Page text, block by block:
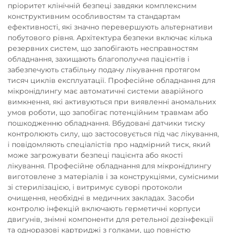
пріоритет клінічній безпеці завдяки комплексним
конструктивним особливостям та стандартам
ефективності, які значно перевершують альтернативи
побутового рівня. Архітектура безпеки включає кілька
резервних систем, що запобігають несправностям
обладнання, захищають благополуччя пацієнтів і
забезпечують стабільну подачу лікування протягом
тисяч циклів експлуатації. Професійне обладнання для
мікронідлингу має автоматичні системи аварійного
вимкнення, які активуються при виявленні аномальних
умов роботи, що запобігає потенційним травмам або
пошкодженню обладнання. Вбудовані датчики тиску
контролюють силу, що застосовується під час лікування,
і повідомляють спеціалістів про надмірний тиск, який
може загрожувати безпеці пацієнта або якості
лікування. Професійне обладнання для мікронідлингу
виготовлене з матеріалів і за конструкціями, сумісними
зі стерилізацією, і витримує суворі протоколи
очищення, необхідні в медичних закладах. Засоби
контролю інфекцій включають герметичні корпуси
двигунів, знімні компоненти для ретельної дезінфекції
та одноразові картриджі з голками, що повністю